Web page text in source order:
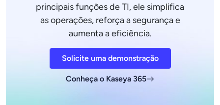
principais funções de TI, ele simplifica
as operações, reforça a segurança e
aumenta a eficiência.
Solicite uma demonstração
Conheça o Kaseya 365